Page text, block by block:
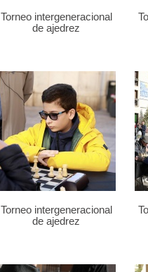
Torneo intergeneracional
de ajedrez
Torneo intergeneracional
de ajedrez